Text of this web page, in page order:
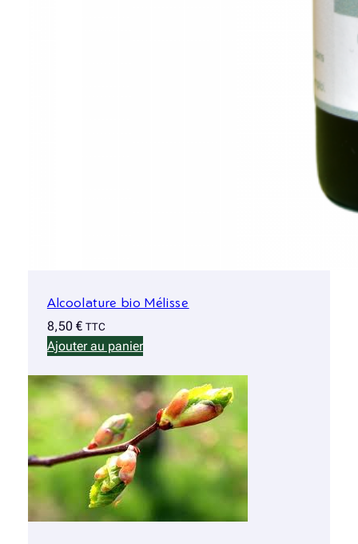
Alcoolature bio Mélisse
8,50 € TTC
Ajouter au panier